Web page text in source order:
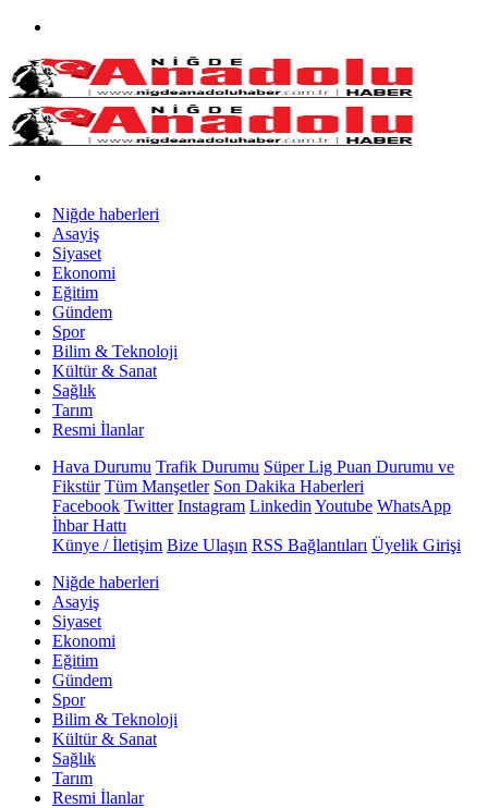
Niğde haberleri
Asayiş
Siyaset
Ekonomi
Eğitim
Gündem
Spor
Bilim & Teknoloji
Kültür & Sanat
Sağlık
Tarım
Resmi İlanlar
Hava Durumu Trafik Durumu Süper Lig Puan Durumu ve
Fikstür Tüm Manşetler Son Dakika Haberleri
Facebook Twitter Instagram Linkedin Youtube WhatsApp
İhbar Hattı
Künye / İletişim Bize Ulaşın RSS Bağlantıları Üyelik Girişi
Niğde haberleri
Asayiş
Siyaset
Ekonomi
Eğitim
Gündem
Spor
Bilim & Teknoloji
Kültür & Sanat
Sağlık
Tarım
Resmi İlanlar